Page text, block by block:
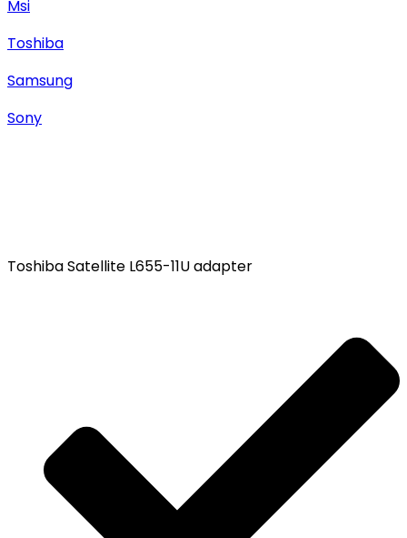
Msi
Toshiba
Samsung
Sony
Toshiba Satellite L655-11U adapter